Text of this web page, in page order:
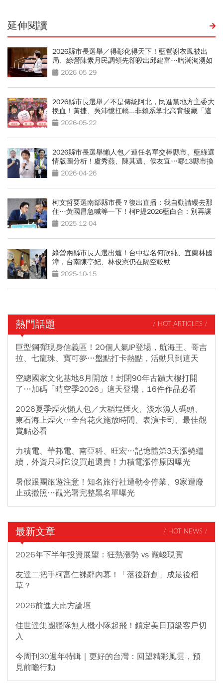
延伸閱讀
2026縣市長選舉／得彰化得天下！藍營謝衣鳳被出
局、綠營陳素月民調領先卻殺出邱建富…暗潮洶湧如
何解2026-05-29
2026縣市長選舉／不是傳統阿北，民進黨地方主委大
換血！黃捷、吳沛憶扛轎...非賴系掌北高背後藏「這
盤算」
2026-05-22
2026縣市長選舉懶人包／連任名單交棒縣市、藍綠選
情版圖分析！盧秀燕、陳其邁、侯友宜…哪13縣市換
人 2026-04-26
柯文哲要選南部縣市長？復出直播：我自動請纓去那
住…黃國昌急喊等一下！柯P提2026藍白合：別再讓
3％6％
2025-12-04
綠營兩縣市長人選出爐！台中提名何欣純、宜蘭林國
漳，台南陳亭妃、林俊憲仍在隔空較勁
2025-10-15
熱門話題 / HOT ARTICLES /
巨型鋼彈現身信義區！20個人氣IP登場，航海王、哥吉
拉、七龍珠、寶可夢…盤點打卡熱點，活動只到這天
空總國家文化基地8月開放！封閉90年古蹟大樓打開
了…加碼「晴空季2026」這天登場，16件作品必看
2026夏季煙火懶人包／大稻埕煙火、淡水漁人碼頭、
東石海上煙火…全台花火施放時間、表演卡司、最佳觀
賞點必看
力積電、華邦電、南亞科、旺宏…記憶體第3天漲勢繼
續，外資只剩它沒買超還賣！力積電漲停原因曝光
暑假跟團旅遊注意！知名旅行社遭勒令停業、9家遭廢
止或撤照…觀光署完整黑名單曝光
最新文章 / HOT NEWS /
2026年下半年投資展望：狂熱漲勢 vs 嚴峻現實
友達二把手柯富仁裸辭內幕！「落後群創」成最後稻
草？
2026前進大南方論壇
佳世達集團艦隊無人機小隊起飛！鎖定美日頂級客戶切
入
今周刊30週年特輯｜更好的台灣：回望精彩風雲，預
見前瞻行動